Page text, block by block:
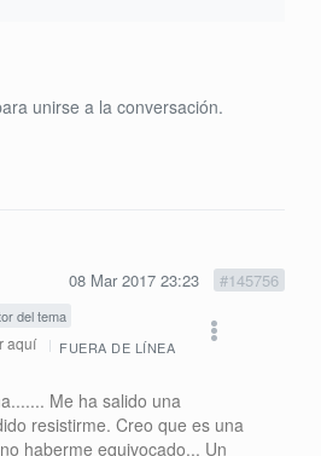
unirse a la conversación.
08 Mar 2017 23:23 #145756
del tema
aquí FUERA DE LÍNEA
Me ha salido una
resistirme. Creo que es una
haberme equivocado... Un